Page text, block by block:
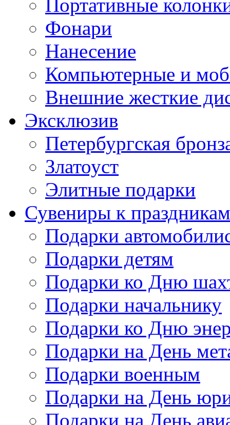
Портативные
Фонари
Нанесение
Компьютерные и
Внешние жесткие
Эксклюзив
Петербургская
Златоуст
Элитные подарки
Сувениры к праздникам
Подарки
Подарки детям
Подарки ко Дню
Подарки начальнику
Подарки ко Дню
Подарки на День
Подарки военным
Подарки на День
Подарки на День